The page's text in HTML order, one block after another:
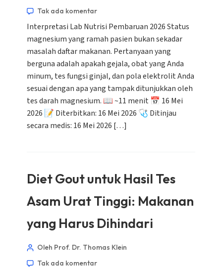
Tak ada komentar
Interpretasi Lab Nutrisi Pembaruan 2026 Status
magnesium yang ramah pasien bukan sekadar
masalah daftar makanan. Pertanyaan yang
berguna adalah apakah gejala, obat yang Anda
minum, tes fungsi ginjal, dan pola elektrolit Anda
sesuai dengan apa yang tampak ditunjukkan oleh
tes darah magnesium. 📖 ~11 menit 📅 16 Mei
2026 📝 Diterbitkan: 16 Mei 2026 🩺 Ditinjau
secara medis: 16 Mei 2026 […]
Diet Gout untuk Hasil Tes
Asam Urat Tinggi: Makanan
yang Harus Dihindari
Oleh Prof. Dr. Thomas Klein
Tak ada komentar